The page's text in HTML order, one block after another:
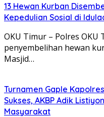
13 Hewan Kurban
Kepedulian Sosial di
OKU Timur – Polres OKU
penyembelihan hewan
Masjid…
Turnamen Gaple
Sukses, AKBP Adik
Masyarakat